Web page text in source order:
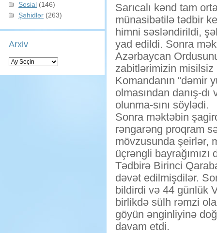
Sosial (146)
Şəhidlər (263)
Arxiv
Arxiv
Sarıcalı kənd tam
münasibətilə tədbir
himni səsləndirildi,
yad edildi. Sonra
Azərbaycan
zabitlərimizin
Komandanın “dəmir
olmasından danış-
olunma-sını söylədi.
Sonra məktəbin
rəngarəng proqram
mövzusunda şeirlər,
üçrəngli
Tədbirə Birinci
dəvət edilmişdilər.
bildirdi və 44 günlük
birlikdə sülh rəmzi
göyün ənginliyinə
davam etdi.